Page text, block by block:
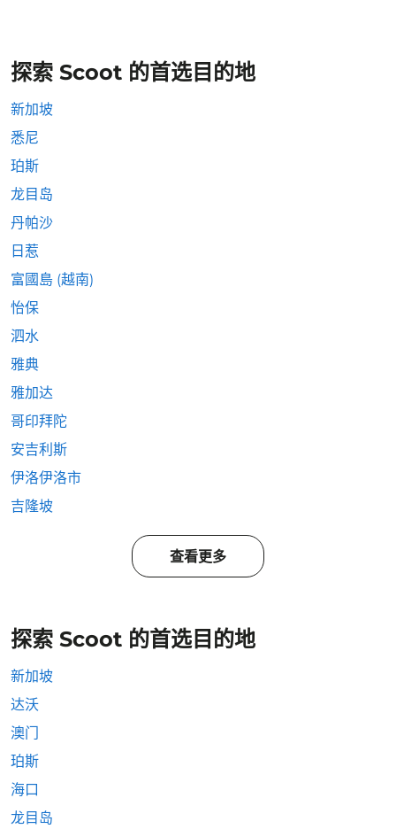
探索 Scoot 的首选目的地
新加坡
悉尼
珀斯
龙目岛
丹帕沙
日惹
富國島 (越南)
怡保
泗水
雅典
雅加达
哥印拜陀
安吉利斯
伊洛伊洛市
吉隆坡
查看更多
探索 Scoot 的首选目的地
新加坡
达沃
澳门
珀斯
海口
龙目岛